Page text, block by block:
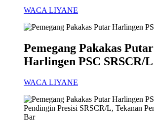
WACA LIYANE
Pemegang Pakakas Putar
Harlingen PSC SRSCR/L
WACA LIYANE